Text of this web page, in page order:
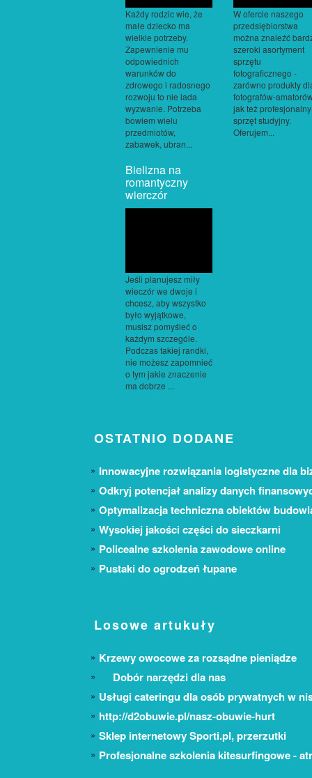
Każdy rodzic wie, że
małe dziecko ma
wielkie potrzeby.
Zapewnienie mu
odpowiednich
warunków do
zdrowego i radosnego
rozwoju to nie lada
wyzwanie. Potrzeba
bowiem wielu
przedmiotów,
zabawek, ubran...
W ofercie naszego
przedsiębiorstwa
można znaleźć
szeroki asortyment
sprzętu
fotograficznego -
zarówno produkty
fotografów-
jak też profesjonalny
sprzęt studyjny.
Oferujem...
Bielizna na
romantyczny
wierczór
Jeśli planujesz miły
wieczór we dwoje i
chcesz, aby wszystko
było wyjątkowe,
musisz pomyśleć o
każdym szczególe.
Podczas takiej randki,
nie możesz zapomnieć
o tym jakie znaczenie
ma dobrze ...
OSTATNIO DODANE
Innowacyjne rozwiązania logistyczne dla
Odkryj potencjał analizy danych
Optymalizacja techniczna obiektów
Wysokiej jakości części do sieczkarni
Policealne szkolenia zawodowe online
Pustaki do ogrodzeń łupane
Losowe artukuły
Krzewy owocowe za rozsądne pieniądze
Dobór narzędzi dla nas
Usługi cateringu dla osób prywatnych w
http://d2obuwie.pl/nasz-obuwie-hurt
Sklep internetowy Sporti.pl, przerzutki
Profesjonalne szkolenia kitesurfingowe -